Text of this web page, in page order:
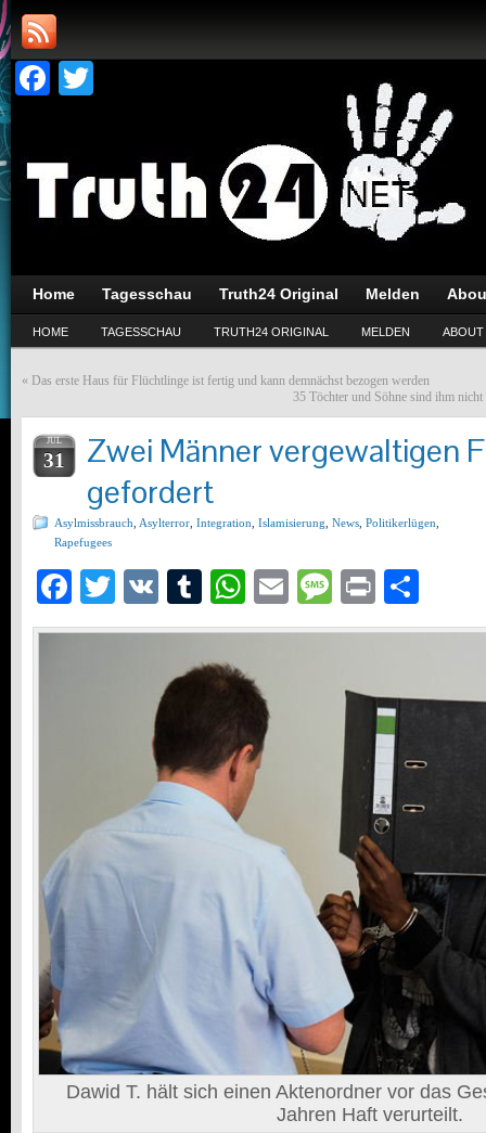
Facebook
Home Tagesschau Truth24 Original Melden
HOME TAGESSCHAU TRUTH24 ORIGINAL MELDEN ABOUT
« Das erste Haus für Flüchtlinge ist fertig und kann demnächst bezogen werden
35 Töchter und Söhne sind ihm
JUL
31
Zwei Männer vergewaltigen
gefordert
Asylmissbrauch Asylterror Integration Islamisierung News Politikerlügen
Rapefugees
Facebook
Twitter
VK Tumblr
WhatsApp
EmailMessage
Print
Dawid T. hält sich einen Aktenordner vor das
Jahren Haft verurteilt.